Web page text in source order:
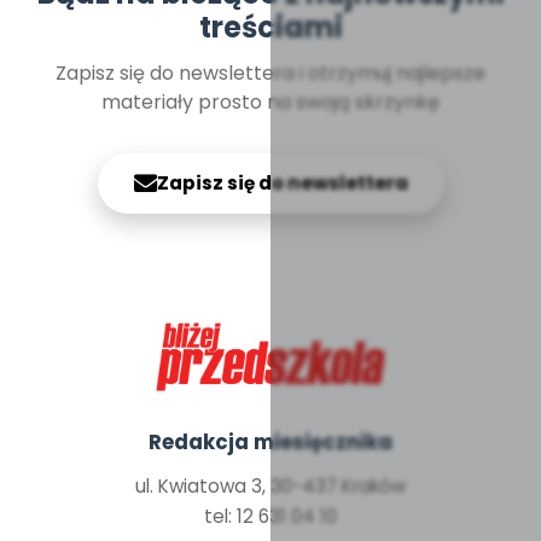
treściami
Zapisz się do newslettera i otrzymuj najlepsze
materiały prosto na swoją skrzynkę
Zapisz się do newslettera
Redakcja miesięcznika
ul. Kwiatowa 3, 30-437 Kraków
tel: 12 631 04 10